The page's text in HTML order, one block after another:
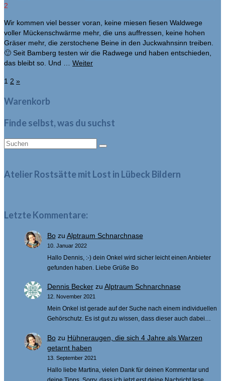
2
Wir kommen viel besser voran, keine miesen fiesen Waldwege
voller Mückenschwärme mehr, die uns auffressen, keine hohen
Gräser mehr, die zerstochene Beine in den Juckwahnsinn treiben.
🙂 Seit Bamberg testen wir die Radwege und haben entschieden,
das bleibt so. Und … Weiter
Seitennummerierung
der
Beiträge
1 2 »
Warenkorb
Finde selbst, was du suchst
Suche
Atelier Rostsätte mit Lost in Lübeck Bildern
Letzte Kommentare:
Bozu Alptraum Schnarchnase
10. Januar 2022
Hallo Dennis, :-) dein Onkel wird sicher leicht einen Anbieter
gefunden haben. Liebe Grüße Bo
Dennis Beckerzu Alptraum Schnarchnase
12. November 2021
Mein Onkel ist gerade auf der Suche nach einem individuellen
Gehörschutz. Es ist gut zu wissen, dass dieser auch dabei…
Bozu Hühneraugen, die sich 4 Jahre als Warzen
getarnt haben
13. September 2021
Hallo liebe Martina, vielen Dank für deinen Kommentar und